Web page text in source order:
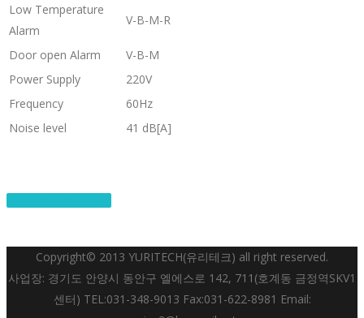
Low Temperature
Alarm
V-B-M-R
Door open Alarm
V-B-M
Power Supply
220V
Frequency
60Hz
Noise level
41 dB[A]
Copyright© 2013 YURITECH(유리테크) all right reserved.
사업장: 경기도 안양시 동안구 엘에스로 142, 711(호계동 금정역SKV1
센터) TEL:031-348-9013 Fax:031-622-8981 Email: